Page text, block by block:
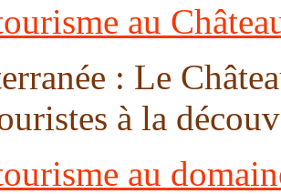
au
: Le
à la
au